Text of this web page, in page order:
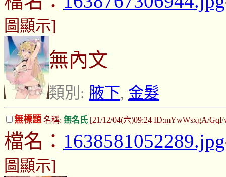
圖顯示]
無內文
類別: 腋下, 金髮
無標題 名稱: 無名氏 [21/12/04(六)09:24 ID:mYwWsxgA/
檔名： 1638581052289.jpg
圖顯示]